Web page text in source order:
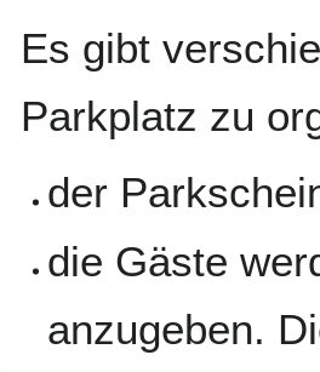
Es gibt
Parkplatz zu
der
die Gäste
anzugeben.